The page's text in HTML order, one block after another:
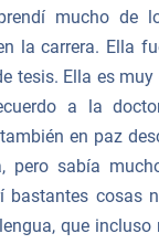
mucho de
la carrera. Ella
tesis. Ella es muy
a la
en paz
pero sabía
bastantes cosas
que incluso